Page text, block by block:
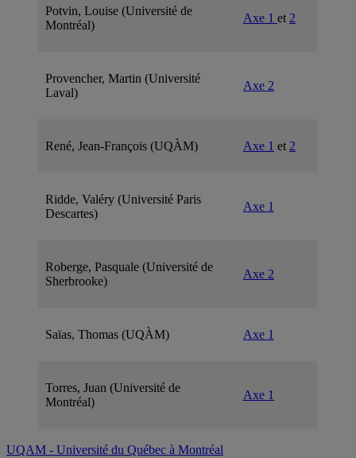
Potvin, Louise (Université de
Montréal)
Axe 1 et 2
Provencher, Martin (Université
Laval)
Axe 2
René, Jean-François (UQÀM) Axe 1 et 2
Ridde, Valéry (Université Paris
Descartes)
Axe 1
Roberge, Pasquale (Université de
Sherbrooke)
Axe 2
Saïas, Thomas (UQÀM) Axe 1
Torres, Juan (Université de
Montréal)
Axe 1
UQAM - Université du Québec à Montréal